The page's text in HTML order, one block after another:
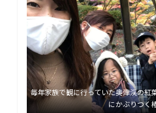
毎年家族で観に行っていた奥津渓の紅
にかぶりつく